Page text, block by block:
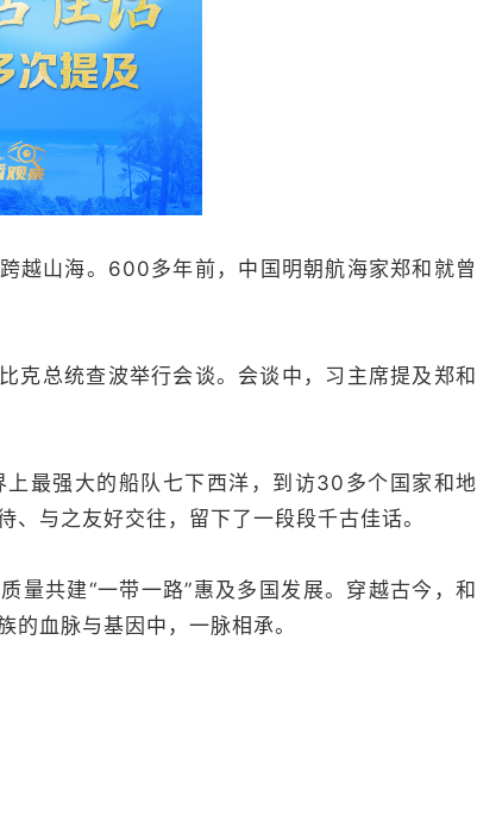
越山海。600多年前，中国明朝航海家郑和就曾
克总统查波举行会谈。会谈中，习主席提及郑和
最强大的船队七下西洋，到访30多个国家和地
与之友好交往，留下了一段段千古佳话。
量共建“一带一路”惠及多国发展。穿越古今，和
血脉与基因中，一脉相承。